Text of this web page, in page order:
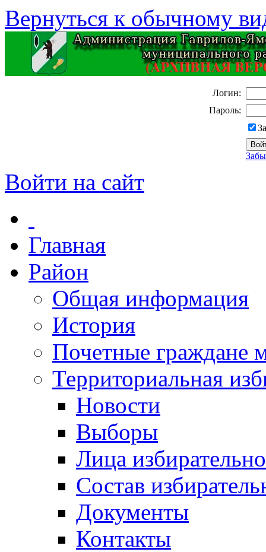
Вернуться к обычному
Логин:
Пароль:
Войти на сайт
Главная
Район
Общая информация
История
Почетные граждане
Территориальная
Новости
Выборы
Лица
Состав
Документы
Контакты